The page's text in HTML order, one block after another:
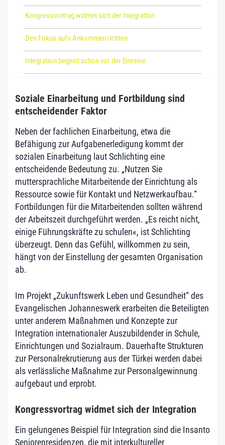
Kongressvortrag widmet sich der Integration
Den Fokus aufs Ankommen richten
Integration beginnt schon vor der Einreise
Soziale Einarbeitung und Fortbildung sind
entscheidender Faktor
Neben der fachlichen Einarbeitung, etwa die
Befähigung zur Aufgabenerledigung kommt der
sozialen Einarbeitung laut Schlichting eine
entscheidende Bedeutung zu. „Nutzen Sie
muttersprachliche Mitarbeitende der Einrichtung als
Ressource sowie für Kontakt und Netzwerkaufbau.“
Fortbildungen für die Mitarbeitenden sollten während
der Arbeitszeit durchgeführt werden. „Es reicht nicht,
einige Führungskräfte zu schulen«, ist Schlichting
überzeugt. Denn das Gefühl, willkommen zu sein,
hängt von der Einstellung der gesamten Organisation
ab.
Im Projekt „Zukunftswerk Leben und Gesundheit“ des
Evangelischen Johanneswerk erarbeiten die Beteiligten
unter anderem Maßnahmen und Konzepte zur
Integration internationaler Auszubildender in Schule,
Einrichtungen und Sozialraum. Dauerhafte Strukturen
zur Personalrekrutierung aus der Türkei werden dabei
als verlässliche Maßnahme zur Personalgewinnung
aufgebaut und erprobt.
Kongressvortrag widmet sich der Integration
Ein gelungenes Beispiel für Integration sind die Insanto
Seniorenresidenzen, die mit interkultureller